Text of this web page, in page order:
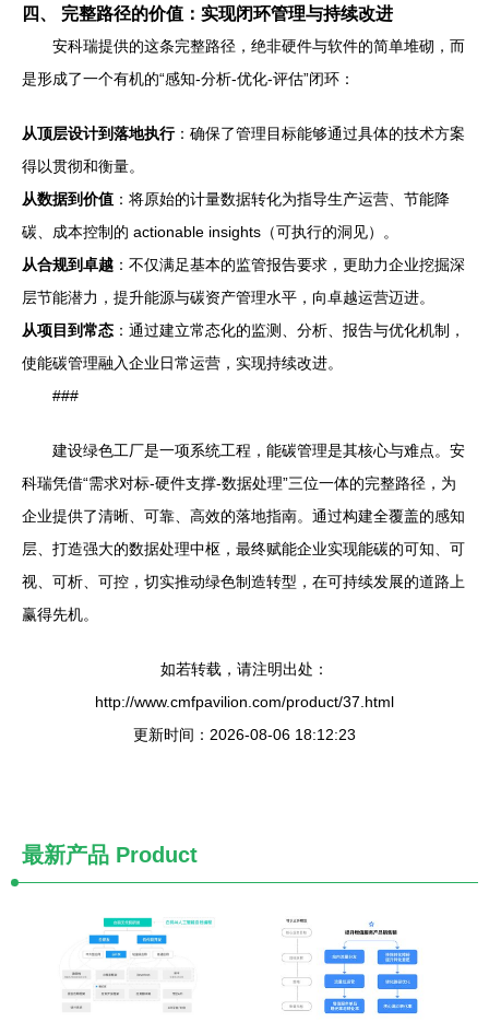
四、 完整路径的价值：实现闭环管理与持续改进
安科瑞提供的这条完整路径，绝非硬件与软件的简单堆砌，而
是形成了一个有机的“感知-分析-优化-评估”闭环：
从顶层设计到落地执行：确保了管理目标能够通过具体的技术方案
得以贯彻和衡量。
从数据到价值 ：将原始的计量数据转化为指导生产运营、节能降
碳、成本控制的 actionable insights（可执行的洞见）。
从合规到卓越 ：不仅满足基本的监管报告要求，更助力企业挖掘深
层节能潜力，提升能源与碳资产管理水平，向卓越运营迈进。
从项目到常态 ：通过建立常态化的监测、分析、报告与优化机制，
使能碳管理融入企业日常运营，实现持续改进。
###
建设绿色工厂是一项系统工程，能碳管理是其核心与难点。安
科瑞凭借“需求对标-硬件支撑-数据处理”三位一体的完整路径，为
企业提供了清晰、可靠、高效的落地指南。通过构建全覆盖的感知
层、打造强大的数据处理中枢，最终赋能企业实现能碳的可知、可
视、可析、可控，切实推动绿色制造转型，在可持续发展的道路上
赢得先机。
如若转载，请注明出处：
http://www.cmfpavilion.com/product/37.html
更新时间：2026-08-06 18:12:23
最新产品 Product